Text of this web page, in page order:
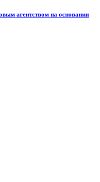
агентством на основании